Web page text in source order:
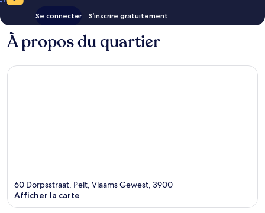
Se connecter S’inscrire gratuitement
À propos du quartier
60 Dorpsstraat, Pelt, Vlaams Gewest, 3900
Afficher la carte